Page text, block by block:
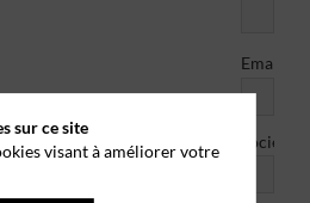
Email
Société
sur ce site
visant à améliorer votre